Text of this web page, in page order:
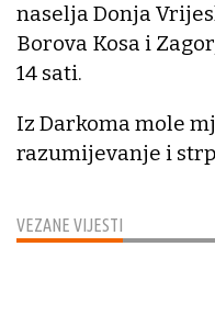
VEZANE VIJESTI
naselja Donja
Borova Kosa i
14 sati.
Iz Darkoma mole
razumijevanje i